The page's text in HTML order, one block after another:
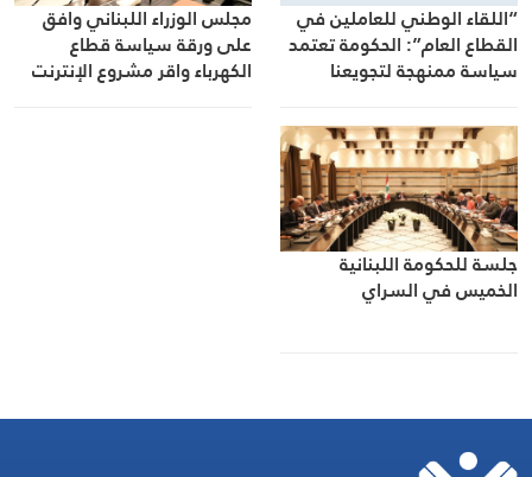
“اللقاء الوطني للعاملين في
القطاع العام”: الحكومة تعتمد
سياسة ممنهجة لتجويعنا
مجلس الوزراء اللبناني وافق
على ورقة سياسة قطاع
الكهرباء واقر مشروع الإنترنت
جلسة للحكومة اللبنانية
الخميس في السراي